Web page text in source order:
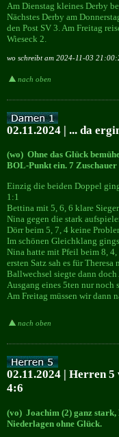
Am Dienstag kleines Derby
Nächstes Derby am
den Post SV 3. Am Freitag
Wieseck 2.
wo schreibt am 2024-11-03
nach oben
02.11.2024 | ... da
(wo) Ohne das Glück
BOL-Punkt ein. 7 Zuschauer
Einzig die beiden Doppel
1:1
Bettina mit 5, 6, 6 klare
Nina gegen die stark
Dörr beim 5, 7, 4 keine
Im schönen Gleichklang
Nina hatte mit Pfeil beim 8,
ersten Satz sah es für
Ballwechsel siegte dann
Ausgang eines 5ten nur noch
Am Freitag müssen wir dann
nach oben
02.11.2024 | Herren
4:6
(vo) Joachim (2) ganz stark,
Niederlagen ohne Glück.